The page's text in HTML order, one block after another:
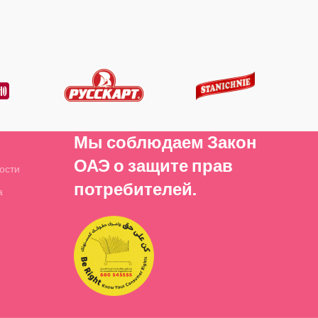
Мы соблюдаем Закон
ОАЭ о защите прав
потребителей.